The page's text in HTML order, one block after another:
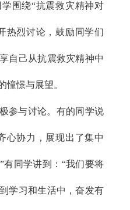
围绕“抗震救灾精神对
热烈讨论，鼓励同学们
自己从抗震救灾精神中
憧憬与展望。
参与讨论。有的同学说
心协力，展现出了集中
有同学讲到：“我们要将
学习和生活中，奋发有